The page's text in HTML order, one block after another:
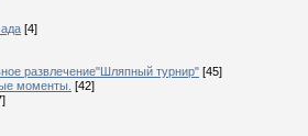
[4]
развлечение"Шляпный турнир" [45]
моменты. [42]